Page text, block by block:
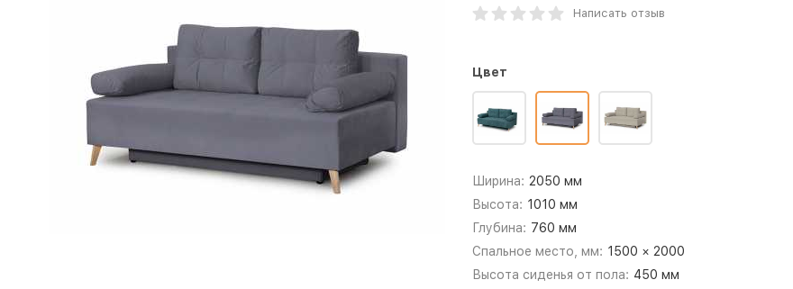
Написать отзыв
Цвет
Ширина: 2050 мм
Высота: 1010 мм
Глубина: 760 мм
Спальное место, мм: 1500 × 2000
Высота сиденья от пола: 450 мм